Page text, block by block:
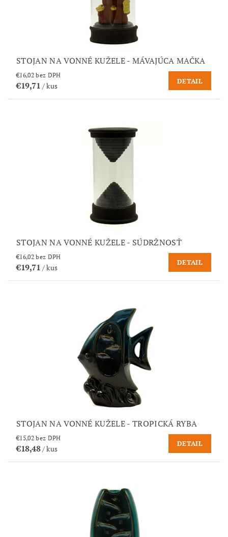
STOJAN NA VONNÉ KUŽELE - MÁVAJÚCA MAČKA
€16,02 bez DPH
€19,71 / kus
DETAIL
STOJAN NA VONNÉ KUŽELE - SÚDRŽNOSŤ
€16,02 bez DPH
€19,71 / kus
DETAIL
STOJAN NA VONNÉ KUŽELE - TROPICKÁ RYBA
€15,02 bez DPH
€18,48/ kus
DETAIL